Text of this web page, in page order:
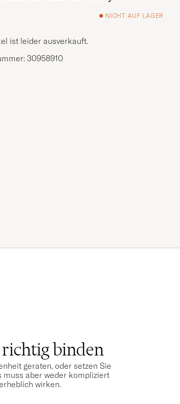
NICHT AUF LAGER
ist leider ausverkauft.
30958910
binden
geraten, oder setzen Sie
muss aber weder kompliziert
wirken.